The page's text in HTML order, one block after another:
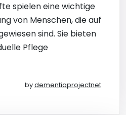
spielen eine wichtige
von Menschen, die auf
sind. Sie bieten
Pflege
bydementiaprojectnet